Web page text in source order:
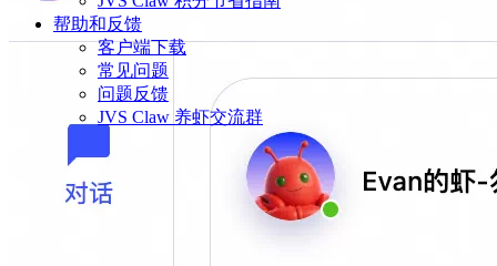
帮助和反馈
客户端下载
常见问题
问题反馈
JVS Claw 养虾交流群